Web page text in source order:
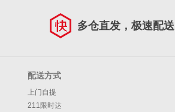
多仓直发，极速配送
配送方式
上门自提
211限时达